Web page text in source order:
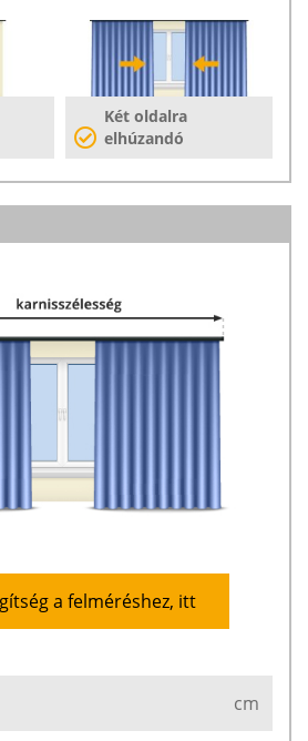
Két oldalra
elhúzandó
a felméréshez, itt
cm